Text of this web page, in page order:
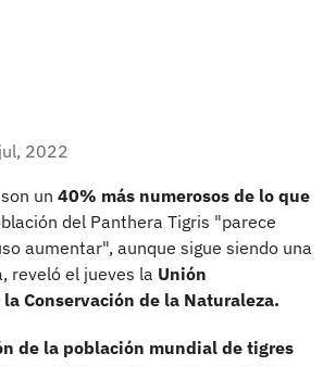
2022
son un 40% más numerosos de lo que
del Panthera Tigris "parece
aumentar", aunque sigue siendo una
reveló el jueves la Unión
Conservación de la Naturaleza.
de la población mundial de tigres